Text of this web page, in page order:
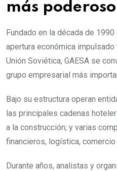
más
Fundado en la década de
apertura económica
Unión Soviética, GAESA se
grupo empresarial más
Bajo su estructura operan
las principales cadenas
a la construcción; y varias
financieros, logística,
Durante años, analistas y